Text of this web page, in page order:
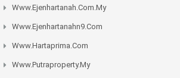
Www.ejenhartanah.com.my
Www.ejenhartanahn9.com
Www.hartaprima.com
Www.putraproperty.my